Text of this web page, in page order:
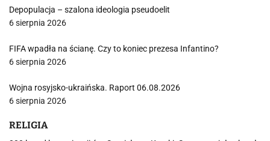
Depopulacja – szalona ideologia pseudoelit
6 sierpnia 2026
FIFA wpadła na ścianę. Czy to koniec prezesa Infantino?
6 sierpnia 2026
Wojna rosyjsko-ukraińska. Raport 06.08.2026
6 sierpnia 2026
RELIGIA